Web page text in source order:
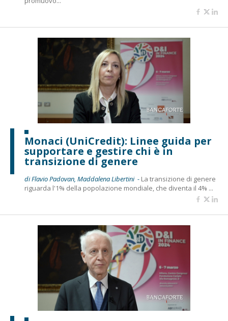
Monaci (UniCredit): Linee guida per
supportare e gestire chi è in
transizione di genere
di Flavio Padovan, Maddalena Libertini - La transizione di genere
riguarda l'1% della popolazione mondiale, che diventa il 4% ...